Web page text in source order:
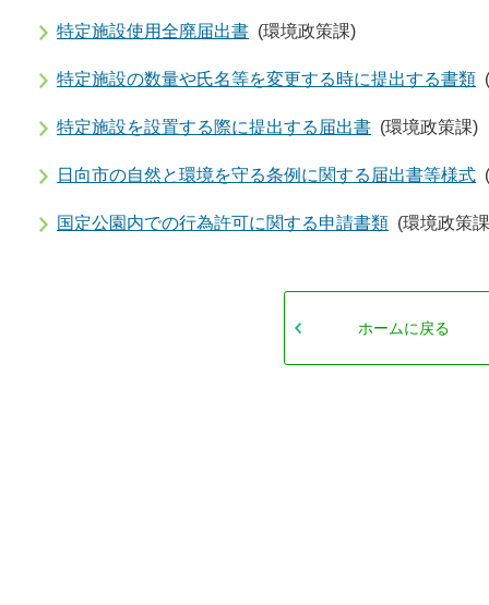
特定施設使用全廃届出書 (環境政策課)
特定施設の数量や氏名等を変更する時に提出する書類
特定施設を設置する際に提出する届出書 (環境政策課)
日向市の自然と環境を守る条例に関する届出書等様式
国定公園内での行為許可に関する申請書類 (環境政策
ホームに戻る